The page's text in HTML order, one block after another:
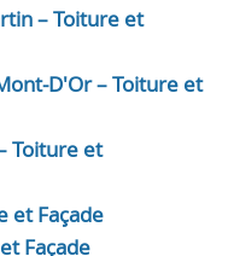
– Toiture et
D'Or – Toiture et
Toiture et
et Façade
Façade